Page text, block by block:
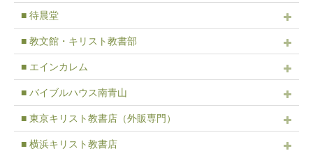
■ 待晨堂
■ 教文館・キリスト教書部
■ エインカレム
■ バイブルハウス南青山
■ 東京キリスト教書店（外販専門）
■ 横浜キリスト教書店